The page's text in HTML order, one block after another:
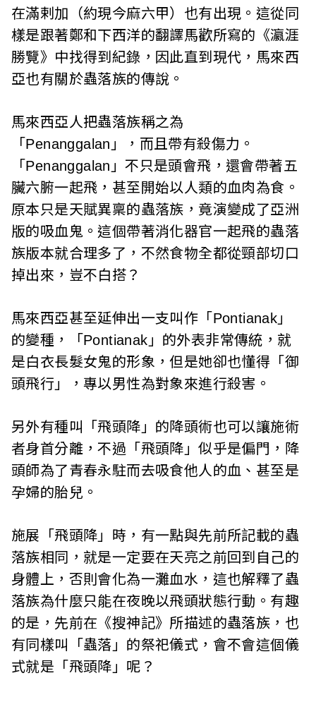
在滿剌加（約現今麻六甲）也有出現。這從同
樣是跟著鄭和下西洋的翻譯馬歡所寫的《瀛涯
勝覽》中找得到紀錄，因此直到現代，馬來西
亞也有關於蟲落族的傳說。
馬來西亞人把蟲落族稱之為
「Penanggalan」，而且帶有殺傷力。
「Penanggalan」不只是頭會飛，還會帶著五
臟六腑一起飛，甚至開始以人類的血肉為食。
原本只是天賦異稟的蟲落族，竟演變成了亞洲
版的吸血鬼。這個帶著消化器官一起飛的蟲落
族版本就合理多了，不然食物全都從頸部切口
掉出來，豈不白搭？
馬來西亞甚至延伸出一支叫作「Pontianak」
的變種，「Pontianak」的外表非常傳統，就
是白衣長髮女鬼的形象，但是她卻也懂得「御
頭飛行」，專以男性為對象來進行殺害。
另外有種叫「飛頭降」的降頭術也可以讓施術
者身首分離，不過「飛頭降」似乎是偏門，降
頭師為了青春永駐而去吸食他人的血、甚至是
孕婦的胎兒。
施展「飛頭降」時，有一點與先前所記載的蟲
落族相同，就是一定要在天亮之前回到自己的
身體上，否則會化為一灘血水，這也解釋了蟲
落族為什麼只能在夜晚以飛頭狀態行動。有趣
的是，先前在《搜神記》所描述的蟲落族，也
有同樣叫「蟲落」的祭祀儀式，會不會這個儀
式就是「飛頭降」呢？